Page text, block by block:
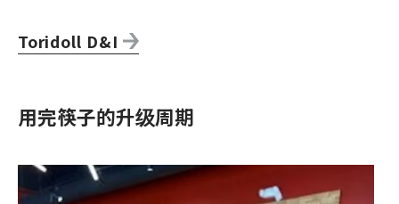
Toridoll D&I
用完筷子的升级周期